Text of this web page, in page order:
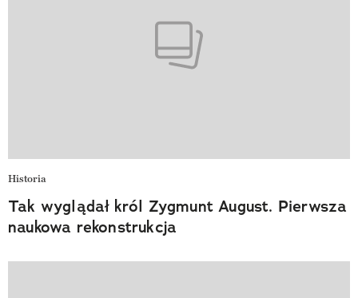
Historia
Tak wyglądał król Zygmunt August. Pierwsza
naukowa rekonstrukcja